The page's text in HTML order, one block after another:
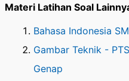
Materi Latihan Soal
Bahasa Indonesia
Gambar Teknik -
Genap